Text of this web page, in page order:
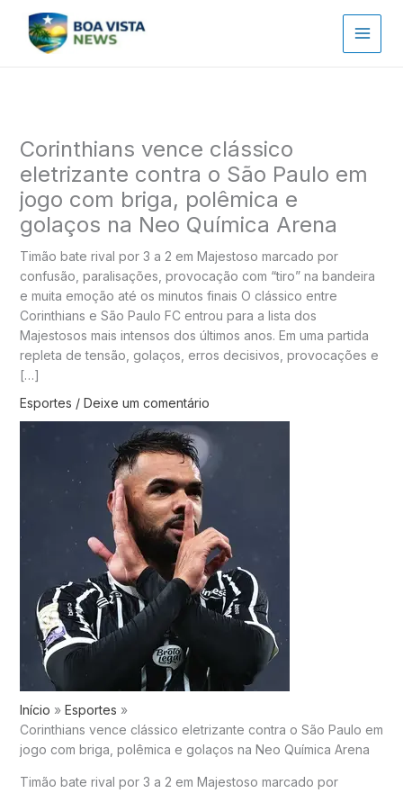
Corinthians vence clássico
eletrizante contra o São Paulo em
jogo com briga, polêmica e
golaços na Neo Química Arena
Timão bate rival por 3 a 2 em Majestoso marcado por
confusão, paralisações, provocação com “tiro” na bandeira
e muita emoção até os minutos finais O clássico entre
Corinthians e São Paulo FC entrou para a lista dos
Majestosos mais intensos dos últimos anos. Em uma partida
repleta de tensão, golaços, erros decisivos, provocações e
[…]
Esportes / Deixe um comentário
Início
Esportes
Corinthians vence clássico eletrizante contra o São Paulo em
jogo com briga, polêmica e golaços na Neo Química Arena
Timão bate rival por 3 a 2 em Majestoso marcado por